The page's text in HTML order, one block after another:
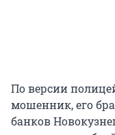
По версии
мошенник, его
банков